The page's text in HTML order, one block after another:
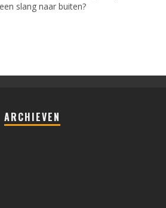
slang naar buiten?
ARCHIEVEN